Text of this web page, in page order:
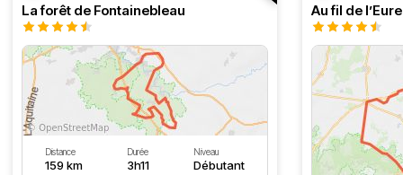
La forêt de Fontainebleau
Distance
159 km
Durée
3h11
Niveau
Débutant
Au fil de l’Eure